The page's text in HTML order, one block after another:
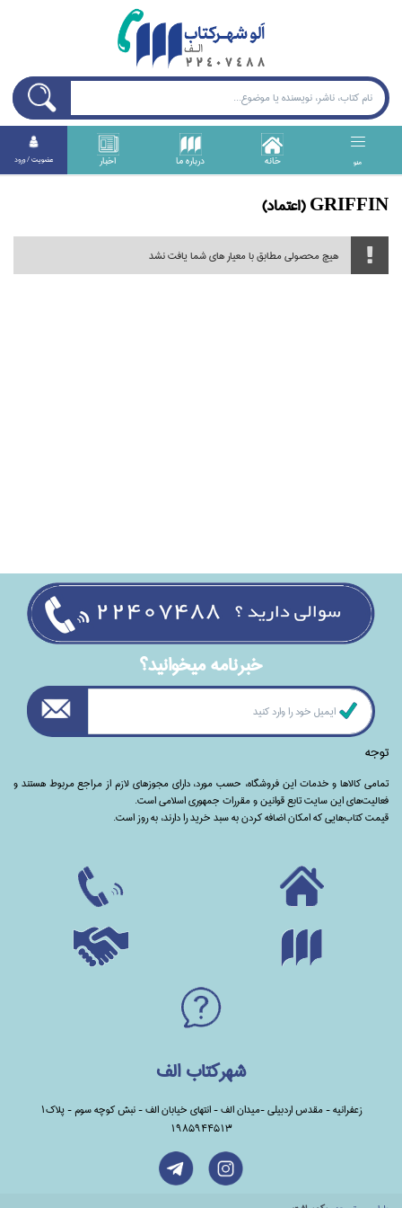
منو خانه درباره ما اخبار عضويت / ورود
GRIFFIN (اعتماد)
هیچ محصولی مطابق با معیار های شما یافت نشد
خبرنامه ميخوانيد؟
توجه
تمامی‌ کالاها و خدمات این فروشگاه، حسب مورد،‌ دارای مجوزهای لازم از مراجع مربوط هستند ‌و‌‌
فعالیت‌های این سایت تابع قوانین و مقررات جمهوری اسلامی است.
قیمت کتاب‌هایی که امکان اضافه کردن به سبد خرید را دارند،‌ به روز است.
شهرکتاب الف
زعفرانیه - مقدس اردبیلی -میدان الف - انتهای خیابان الف - نبش کوچه سوم - پلاک1
1985944513